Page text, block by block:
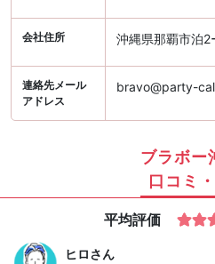
会社住所 沖縄県那覇市泊2
連絡先メール
アドレス
bravo@party-
ブラボー
口コミ
平均評価
ヒロさん